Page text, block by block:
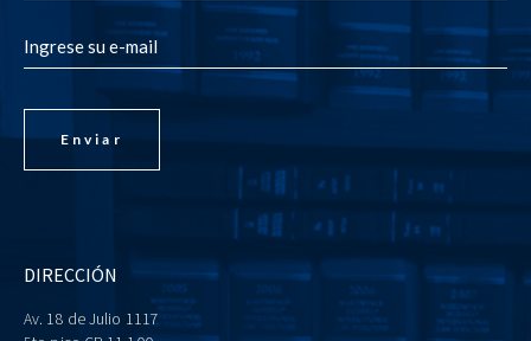
DIRECCIÓN
Av. 18 de Julio 1117